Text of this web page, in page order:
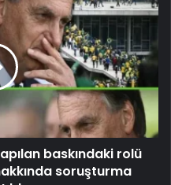
baskındaki rolü
soruşturma